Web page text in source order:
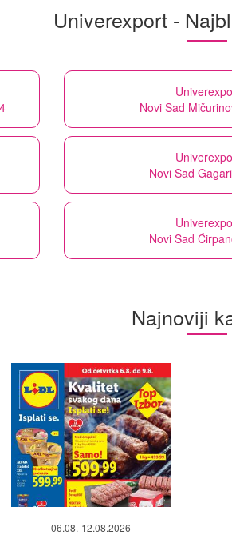
Univerexport -
Novi Sad
Novi Sad
Novi Sad
Najnoviji
06.08.-12.08.2026